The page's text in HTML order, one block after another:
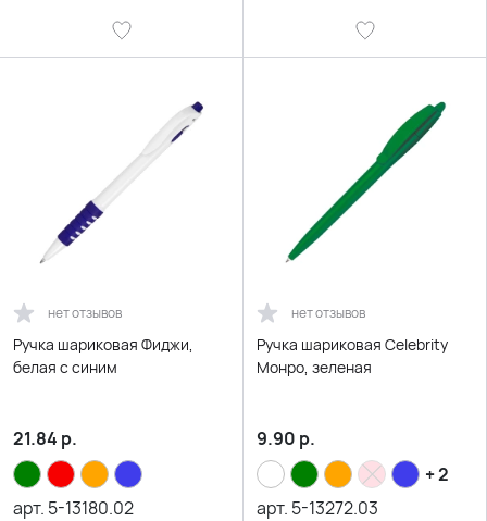
нет отзывов
Ручка шариковая Фиджи,
белая с синим
21.84 р.
арт. 5-13180.02
нет отзывов
Ручка шариковая Celebrity
Монро, зеленая
9.90 р.
+ 2
арт. 5-13272.03